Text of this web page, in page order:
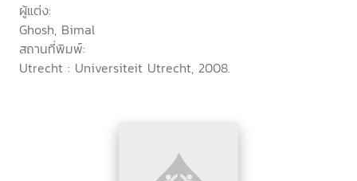
ผู้แต่ง:
Ghosh, Bimal
สถานที่พิมพ์:
Utrecht : Universiteit Utrecht, 2008.